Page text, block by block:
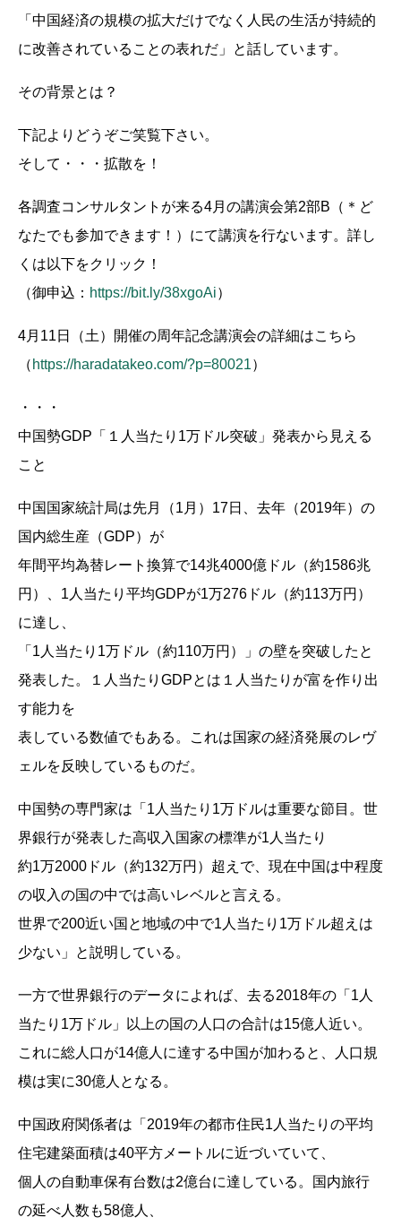
「中国経済の規模の拡大だけでなく人民の生活が持続的
に改善されていることの表れだ」と話しています。
その背景とは？
下記よりどうぞご笑覧下さい。
そして・・・拡散を！
各調査コンサルタントが来る4月の講演会第2部B（＊ど
なたでも参加できます！）にて講演を行ないます。詳し
くは以下をクリック！
（御申込： https://bit.ly/38xgoAi）
4月11日（土）開催の周年記念講演会の詳細はこちら
（ https://haradatakeo.com/?p=80021）
・・・
中国勢GDP「１人当たり1万ドル突破」発表から見える
こと
中国国家統計局は先月（1月）17日、去年（2019年）の
国内総生産（GDP）が
年間平均為替レート換算で14兆4000億ドル（約1586兆
円）、1人当たり平均GDPが1万276ドル（約113万円）
に達し、
「1人当たり1万ドル（約110万円）」の壁を突破したと
発表した。１人当たりGDPとは１人当たりが富を作り出
す能力を
表している数値でもある。これは国家の経済発展のレヴ
ェルを反映しているものだ。
中国勢の専門家は「1人当たり1万ドルは重要な節目。世
界銀行が発表した高収入国家の標準が1人当たり
約1万2000ドル（約132万円）超えで、現在中国は中程度
の収入の国の中では高いレベルと言える。
世界で200近い国と地域の中で1人当たり1万ドル超えは
少ない」と説明している。
一方で世界銀行のデータによれば、去る2018年の「1人
当たり1万ドル」以上の国の人口の合計は15億人近い。
これに総人口が14億人に達する中国が加わると、人口規
模は実に30億人となる。
中国政府関係者は「2019年の都市住民1人当たりの平均
住宅建築面積は40平方メートルに近づいていて、
個人の自動車保有台数は2億台に達している。国内旅行
の延べ人数も58億人、